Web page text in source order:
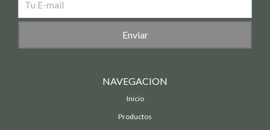
NAVEGACION
Inicio
Productos